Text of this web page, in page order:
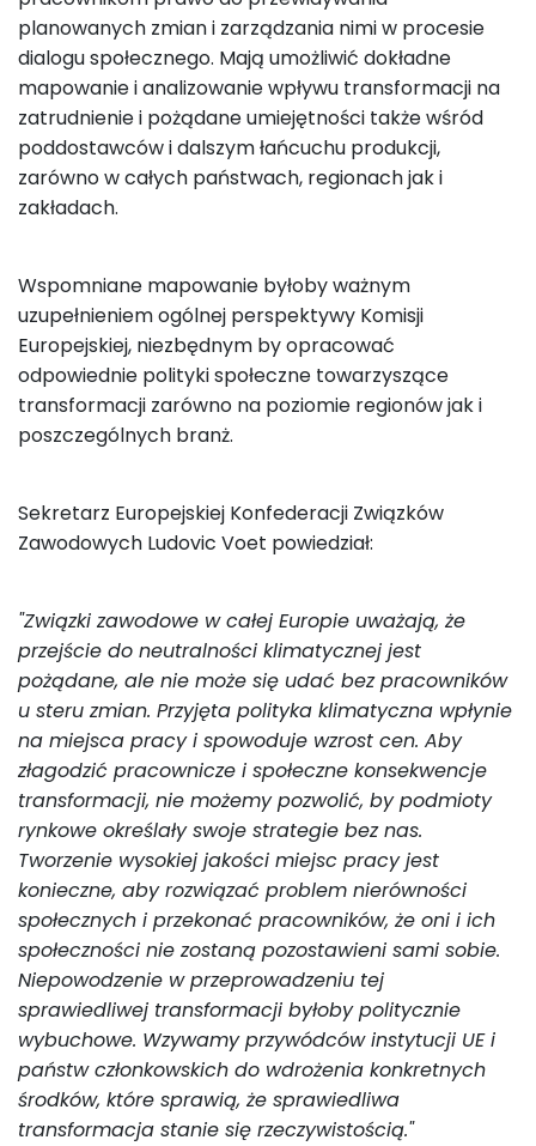
planowanych zmian i zarządzania nimi w procesie
dialogu społecznego. Mają umożliwić dokładne
mapowanie i analizowanie wpływu transformacji na
zatrudnienie i pożądane umiejętności także wśród
poddostawców i dalszym łańcuchu produkcji,
zarówno w całych państwach, regionach jak i
zakładach.
Wspomniane mapowanie byłoby ważnym
uzupełnieniem ogólnej perspektywy Komisji
Europejskiej, niezbędnym by opracować
odpowiednie polityki społeczne towarzyszące
transformacji zarówno na poziomie regionów jak i
poszczególnych branż.
Sekretarz Europejskiej Konfederacji Związków
Zawodowych Ludovic Voet powiedział:
"Związki zawodowe w całej Europie uważają, że
przejście do neutralności klimatycznej jest
pożądane, ale nie może się udać bez pracowników
u steru zmian. Przyjęta polityka klimatyczna wpłynie
na miejsca pracy i spowoduje wzrost cen. Aby
złagodzić pracownicze i społeczne konsekwencje
transformacji, nie możemy pozwolić, by podmioty
rynkowe określały swoje strategie bez nas.
Tworzenie wysokiej jakości miejsc pracy jest
konieczne, aby rozwiązać problem nierówności
społecznych i przekonać pracowników, że oni i ich
społeczności nie zostaną pozostawieni sami sobie.
Niepowodzenie w przeprowadzeniu tej
sprawiedliwej transformacji byłoby politycznie
wybuchowe. Wzywamy przywódców instytucji UE i
państw członkowskich do wdrożenia konkretnych
środków, które sprawią, że sprawiedliwa
transformacja stanie się rzeczywistością."